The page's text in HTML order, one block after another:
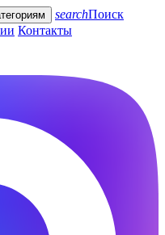
searchПоиск
Контакты